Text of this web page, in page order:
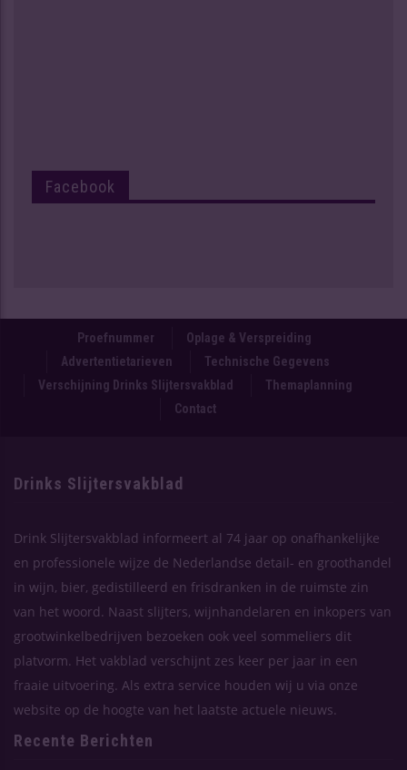
Facebook
Proefnummer
Oplage & Verspreiding
Advertentietarieven
Technische Gegevens
Verschijning Drinks Slijtersvakblad
Themaplanning
Contact
Drinks Slijtersvakblad
Drink Slijtersvakblad informeert al 74 jaar op onafhankelijke
en professionele wijze de Nederlandse detail- en groothandel
in wijn, bier, gedistilleerd en frisdranken in de ruimste zin
van het woord. Naast slijters, wijnhandelaren en inkopers van
grootwinkelbedrijven bezoeken ook veel sommeliers dit
platvorm. Het vakblad verschijnt zes keer per jaar in een
fraaie uitvoering. Als extra service houden wij u via onze
website op de hoogte van het laatste actuele nieuws.
Recente Berichten